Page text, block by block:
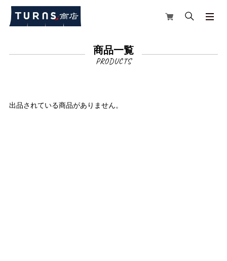
商品一覧
出品されている商品がありません。